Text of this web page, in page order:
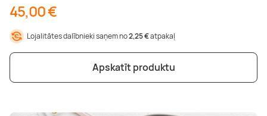
45,00 €
Lojalitātes dalībnieki saņem no2,25 €atpakaļ
Apskatīt produktu